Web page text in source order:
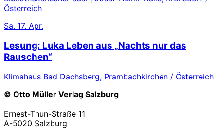
Österreich
Sa. 17. Apr.
Lesung: Luka Leben aus „Nachts nur das
Rauschen“
Klimahaus Bad Dachsberg, Prambachkirchen / Österreich
© Otto Müller Verlag Salzburg
Ernest-Thun-Straße 11
A-5020 Salzburg